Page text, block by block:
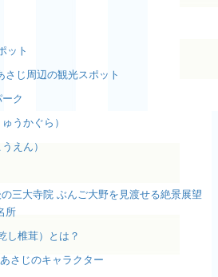
ット
じ周辺の観光スポット
ク
うかぐら）
えん）
三大寺院 ぶんご大野を見渡せる絶景展望
所
し椎茸）とは？
さじのキャラクター